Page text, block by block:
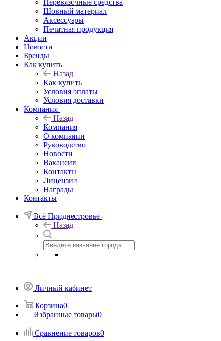
Перевязочные средства
Шовный материал
Аксессуары
Печатная продукция
Акции
Новости
Бренды
Как купить
Назад
Как купить
Условия оплаты
Условия доставки
Компания
Назад
Компания
О компании
Руководство
Новости
Вакансии
Контакты
Лицензии
Награды
Контакты
Всё Приднестровье
Назад
Личный кабинет
Корзина0
Избранные товары0
Сравнение товаров0